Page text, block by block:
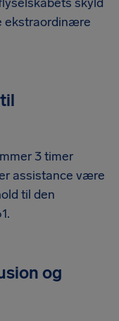
ekstraordinære
3 timer
assistance være
til den
og